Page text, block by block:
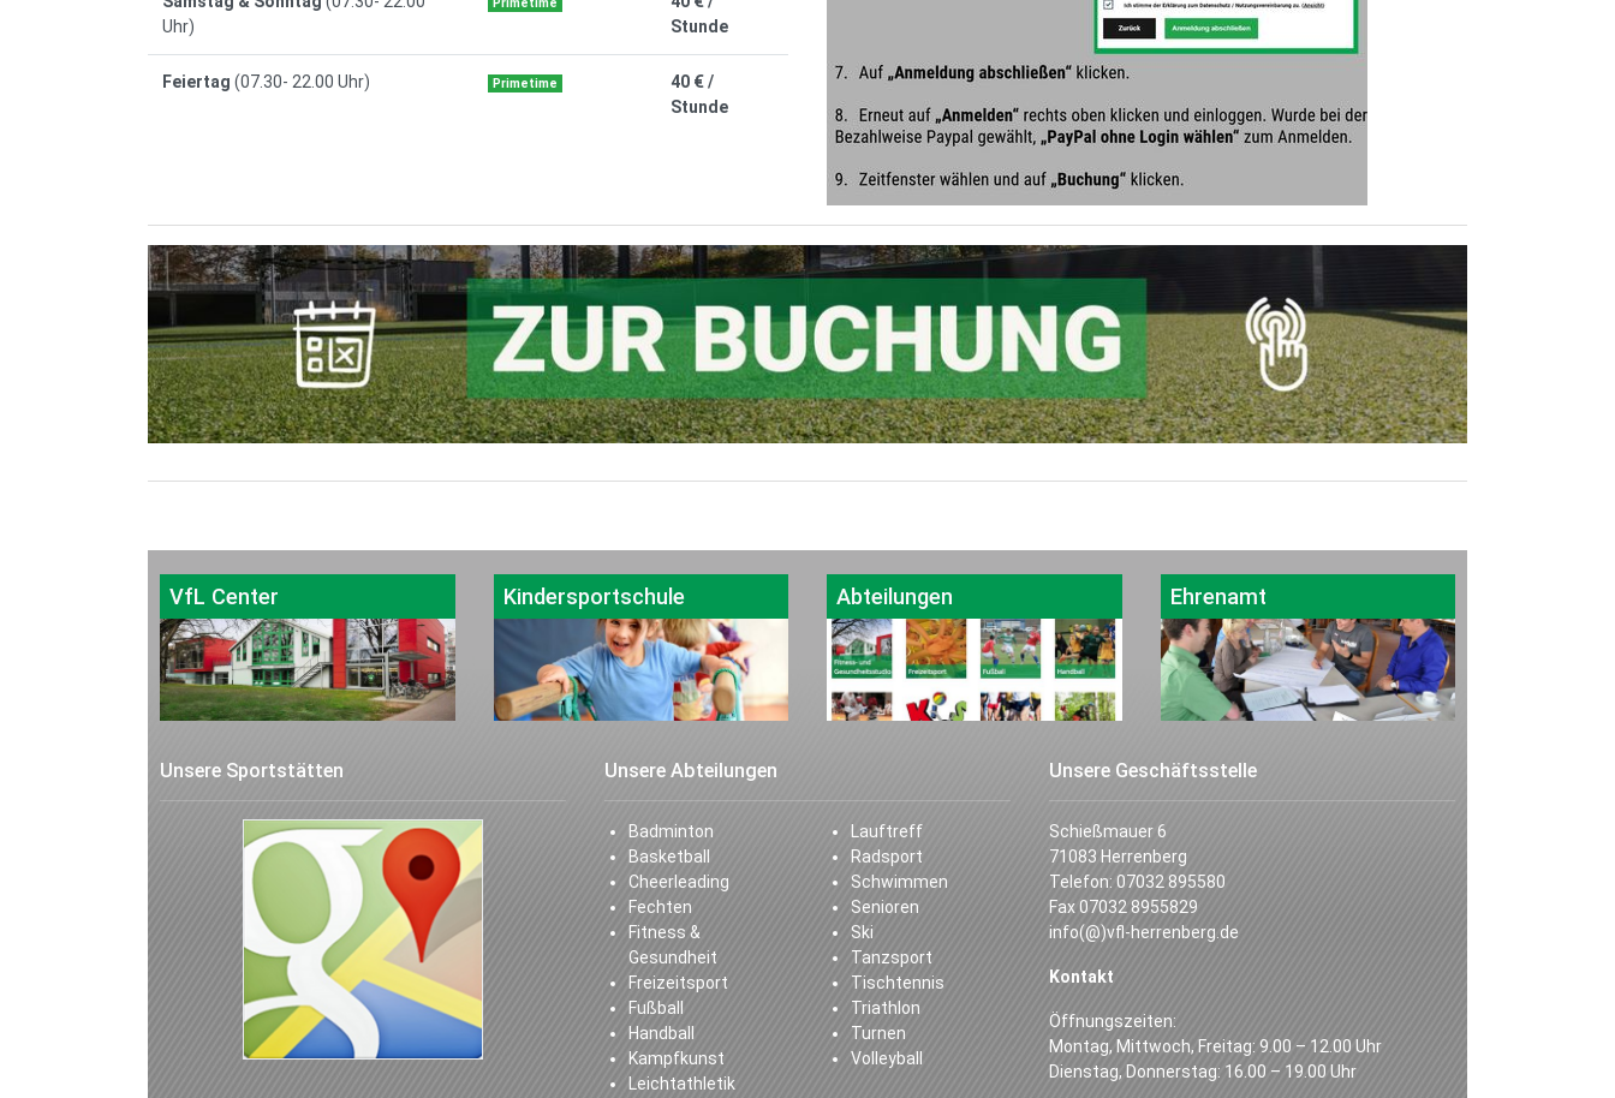
Uhr)
Stunde
Feiertag (07.30- 22.00 Uhr) Primetime
40 € /
Stunde
VfL Center Kindersportschule Abteilungen Ehrenamt
Unsere Sportstätten Unsere Abteilungen
Badminton
Basketball
Cheerleading
Fechten
Fitness &
Gesundheit
Freizeitsport
Fußball
Handball
Kampfkunst
Leichtathletik
Lauftreff
Radsport
Schwimmen
Senioren
Ski
Tanzsport
Tischtennis
Triathlon
Turnen
Volleyball
Unsere Geschäftsstelle
Schießmauer 6
71083 Herrenberg
Telefon: 07032 895580
Fax 07032 8955829
info(@)vfl-herrenberg.de
Kontakt
Öffnungszeiten:
Montag, Mittwoch, Freitag: 9.00 – 12.00 Uhr
Dienstag, Donnerstag: 16.00 – 19.00 Uhr